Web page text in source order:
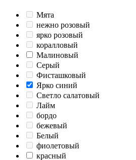
Мята
нежно розовый
ярко розовый
коралловый
Малиновый
Серый
Фисташковый
Ярко синий
Светло салатовый
Лайм
бордо
бежевый
Белый
фиолетовый
красный